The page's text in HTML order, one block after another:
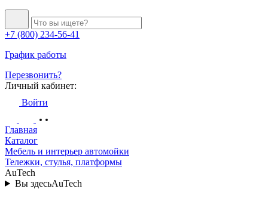
+7 (800) 234-56-41
График работы
Перезвонить?
Личный кабинет:
Войти
Главная
Каталог
Мебель и интерьер автомойки
Тележки, стулья, платформы
AuTech
Вы здесьAuTech